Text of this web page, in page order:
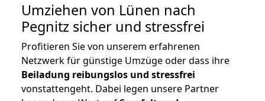
Umziehen von Lünen nach
Pegnitz sicher und stressfrei
Profitieren Sie von unserem erfahrenen
Netzwerk für günstige Umzüge oder dass ihre
Beiladung reibungslos und stressfrei
vonstattengeht. Dabei legen unsere Partner